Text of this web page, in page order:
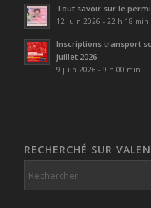
Tout savoir sur le
12 juin 2026 - 22 h 18 min
Inscriptions transport
juillet 2026
9 juin 2026 - 9 h 00 min
RECHERCHÉ SUR